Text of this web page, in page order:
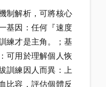
制解析，可將核心
基因：任何『速度
練才是主角。；基
可用於理解個人恢
訓練因人而異：上
比容，評估個體反